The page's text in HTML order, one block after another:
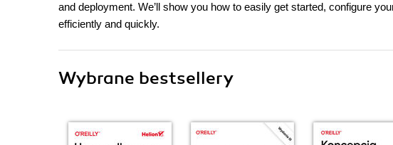
and deployment. We’ll show you how to easily get started, configure
efficiently and quickly.
Wybrane bestsellery